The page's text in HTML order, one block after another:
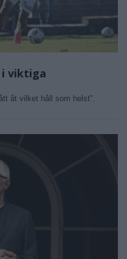
i viktiga
åt vilket håll som helst".